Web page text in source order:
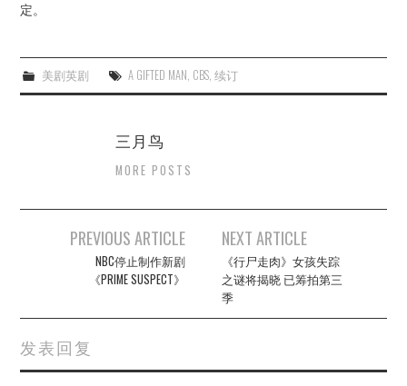
推荐电影
定。
美剧英剧 A GIFTED MAN, CBS, 续订
三月鸟
MORE POSTS
navigation
PREVIOUS ARTICLE
NBC停止制作新剧
《PRIME SUSPECT》
NEXT ARTICLE
《行尸走肉》女孩失踪
之谜将揭晓 已筹拍第三
季
发表回复